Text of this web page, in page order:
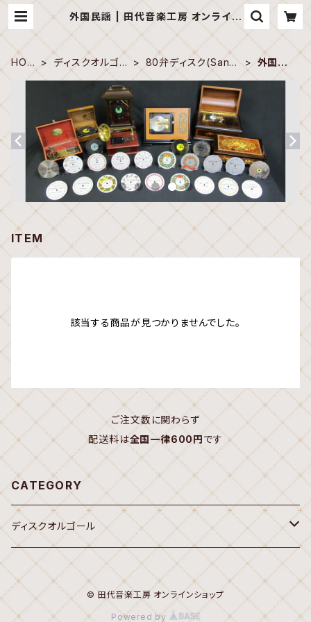
外国民謡 | 田代音楽工房 オンライン
ショップ
HOM
ディスクオルゴー
ル
80弁ディスク(Sank
yo)
外国民
ITEM
該当する商品が見つかりませんでした。
ご注文数に関わらず
配送料は全国一律600円です
CATEGORY
ディスクオルゴール
オルゴール
20弁ディスク(Sankyo,Rhythm 7")
© 田代音楽工房 オンラインショップ
Powered by